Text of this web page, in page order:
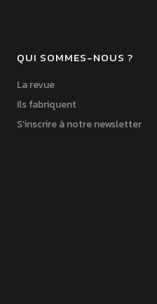
QUI SOMMES-NOUS ?
La revue
Ils fabriquent
S’inscrire à notre newsletter